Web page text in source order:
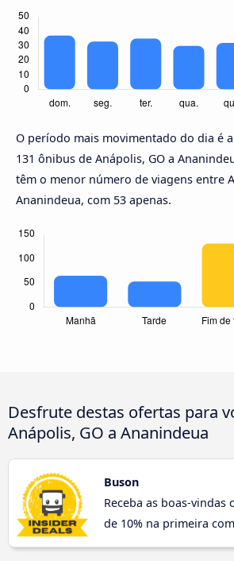
O período mais movimentado do dia é a
131 ônibus de Anápolis, GO a
têm o menor número de viagens entre
Ananindeua, com 53 apenas.
Desfrute destas ofertas para
Anápolis, GO a Ananindeua
Buson
Receba as boas-vindas
de 10% na primeira